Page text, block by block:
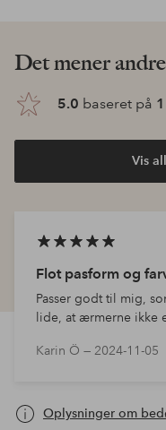
Det mener andre
5.0 baseret på 1
Vis
Flot pasform og
Passer godt til mig,
lide, at ærmerne ikke
Karin Ö — 2024-11-05
Oplysninger om